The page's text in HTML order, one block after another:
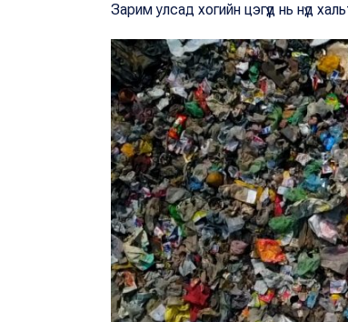
Зарим улсад хогийн цэгүүд нь нүд